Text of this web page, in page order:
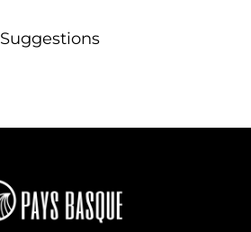
Suggestions